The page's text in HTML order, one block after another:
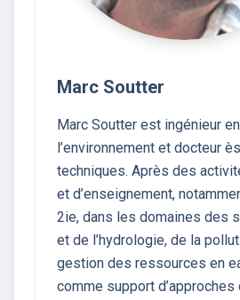
Marc Soutter
Marc Soutter est ingénieur
l’environnement et docteur
techniques. Après des
et d’enseignement,
2ie, dans les domaines des
et de l’hydrologie, de la
gestion des ressources en
comme support